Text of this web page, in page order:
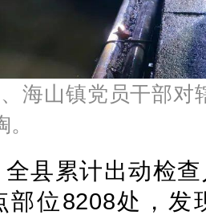
海山镇党员干部对
。
县累计出动检
部位8208处，发